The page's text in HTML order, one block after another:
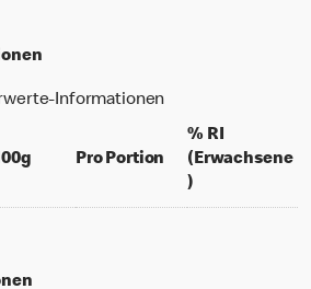
Informationen
per 100 grams
Pro Portion per portion
% RI
(Erwachsene
)% daily value